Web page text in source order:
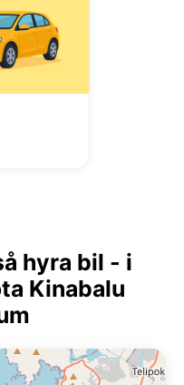
hyra bil - i
Kinabalu